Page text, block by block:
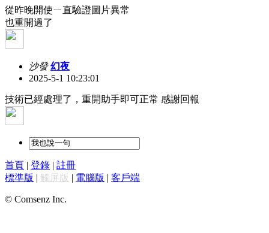
從昨晚開使ㄧ直驗證圖片異常
也重開過了
沙發 幻夜
2025-5-1 10:23:01
技術已經處理了，重開助手即可正常 感謝回報
首頁 | 登錄 | 註冊
標準版 | 觸屏版 | 電腦版 | 客戶端
© Comsenz Inc.